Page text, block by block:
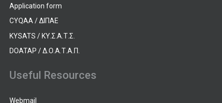
Application form
CYQAA / ΔΙΠΑΕ
KYSATS / ΚΥ.Σ.Α.Τ.Σ.
DOATAP / Δ.Ο.Α.Τ.Α.Π.
Useful Resources
Webmail